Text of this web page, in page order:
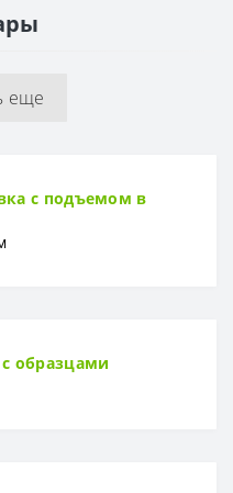
еще
с подъемом в
образцами